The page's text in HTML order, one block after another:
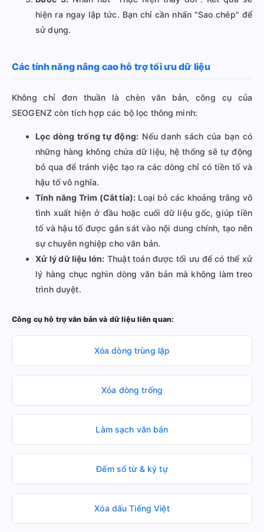
hiện ra ngay lập tức. Bạn chỉ cần nhấn "Sao chép" để
sử dụng.
Các tính năng nâng cao hỗ trợ tối ưu dữ liệu
Không chỉ đơn thuần là chèn văn bản, công cụ của
SEOGENZ còn tích hợp các bộ lọc thông minh:
Lọc dòng trống tự động:Nếu danh sách của bạn có
những hàng không chứa dữ liệu, hệ thống sẽ tự động
bỏ qua để tránh việc tạo ra các dòng chỉ có tiền tố và
hậu tố vô nghĩa.
Tính năng Trim (Cắt tỉa): Loại bỏ các khoảng trắng vô
tình xuất hiện ở đầu hoặc cuối dữ liệu gốc, giúp tiền
tố và hậu tố được gắn sát vào nội dung chính, tạo nên
sự chuyên nghiệp cho văn bản.
Xử lý dữ liệu lớn: Thuật toán được tối ưu để có thể xử
lý hàng chục nghìn dòng văn bản mà không làm treo
trình duyệt.
Công cụ hỗ trợ văn bản và dữ liệu liên quan:
Xóa dòng trùng lặp
Xóa dòng trống
Làm sạch văn bản
Đếm số từ & ký tự
Xóa dấu Tiếng Việt